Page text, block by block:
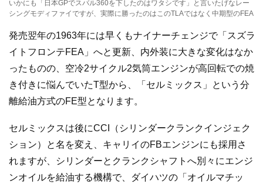
いかにも「日本GPでスバル360を下したのはワタシです」と言いたげなレー
シングモディファイですが、実際に勝ったのはこのTLAではなく中期型のFEA
発売翌年の1963年には早くもナイナーチェンジで「スズラ
イトフロンテFEA」へと更新、内外装に大きな変化はなか
ったものの、空冷2サイクル2気筒エンジンが高回転での焼
き付きに悩んでいたT型から、「セルミックス」という分
離給油方式のFE型となります。
セルミックスは後にCCI（シリンダークランクインジェク
ション）と名を変え、キャリイのFBエンジンにも採用さ
れますが、シリンダーとクランクシャフトへ別々にエンジ
ンオイルを給油する機構で、ダイハツの「オイルマチッ